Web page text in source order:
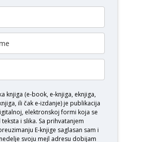
knjiga (e-book, e-knjiga, eknjiga,
ili čak e-izdanje) je publikacija
elektronskoj formi koja se
i slika. Sa prihvatanjem
E-knjige saglasan sam i
svoju mejl adresu dobijam